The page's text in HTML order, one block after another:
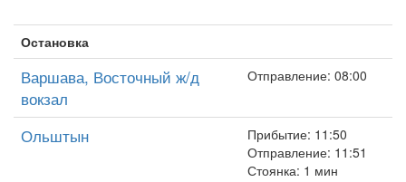
Остановка
Варшава, Восточный ж/д
вокзал
Отправление: 08:00
Ольштын
Прибытие: 11:50
Отправление: 11:51
Стоянка: 1 мин